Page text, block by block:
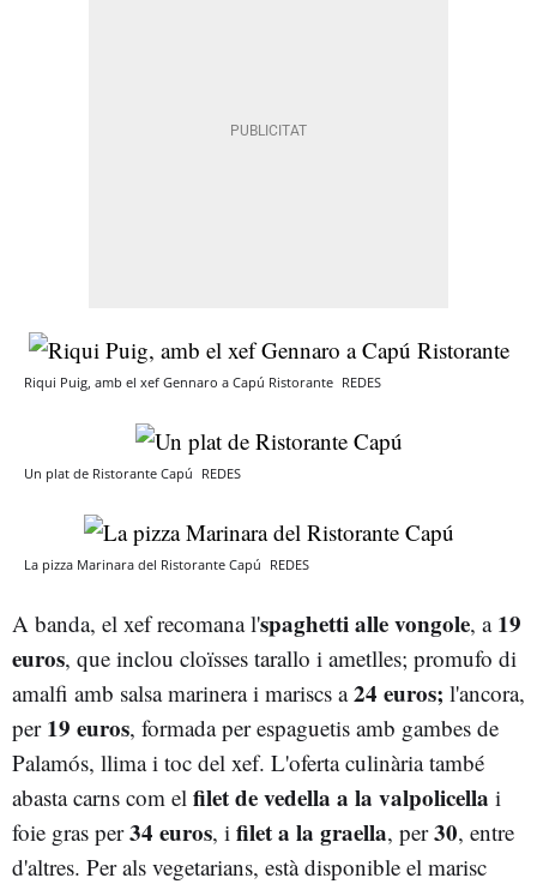
Riqui Puig, amb el xef Gennaro a Capú Ristorante REDES
Un plat de Ristorante Capú REDES
La pizza Marinara del Ristorante Capú REDES
A banda, el xef recomana l'spaghetti alle vongole, a 19
euros, que inclou cloïsses tarallo i ametlles; promufo di
amalfi amb salsa marinera i mariscs a24 euros; l'ancora,
per 19 euros, formada per espaguetis amb gambes de
Palamós, llima i toc del xef. L'oferta culinària també
abasta carns com el filet de vedella a la valpolicella i
foie gras per34 euros, i filet a la graella, per30, entre
d'altres. Per als vegetarians, està disponible el marisc